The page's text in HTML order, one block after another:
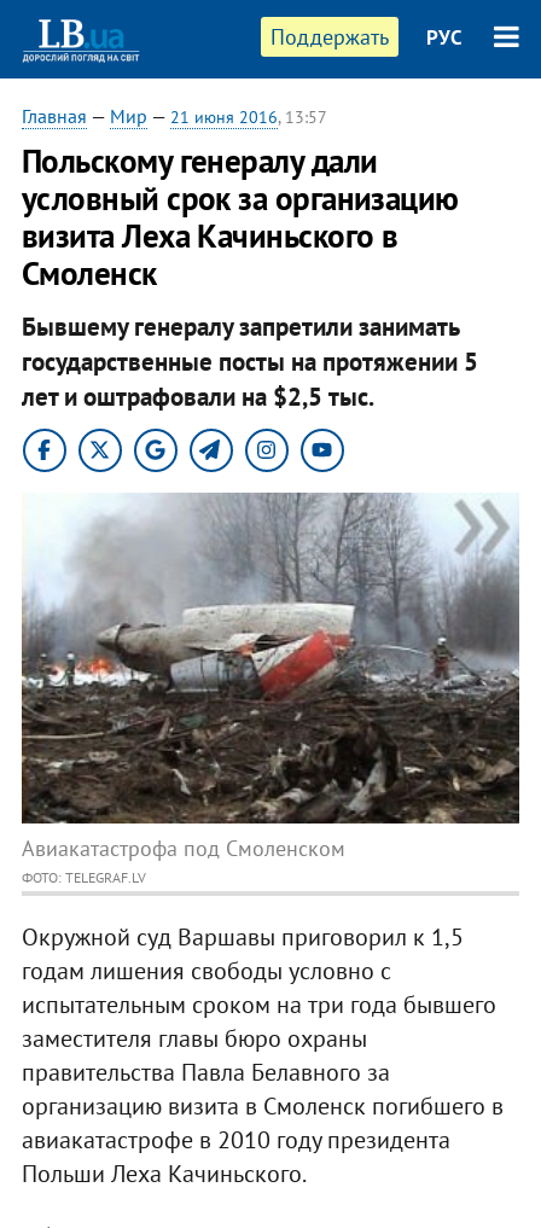
Поддержать РУС
Главная — Мир — 21 июня 2016, 13:57
Польскому генералу дали
условный срок за организацию
визита Леха Качиньского в
Смоленск
Бывшему генералу запретили занимать
государственные посты на протяжении 5
лет и оштрафовали на $2,5 тыс.
Авиакатастрофа под Смоленском
ФОТО: TELEGRAF.LV
Окружной суд Варшавы приговорил к 1,5
годам лишения свободы условно с
испытательным сроком на три года бывшего
заместителя главы бюро охраны
правительства Павла Белавного за
организацию визита в Смоленск погибшего в
авиакатастрофе в 2010 году президента
Польши Леха Качиньского.